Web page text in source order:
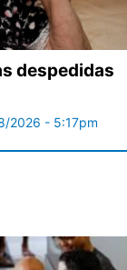
despedidas
2026 - 5:17pm